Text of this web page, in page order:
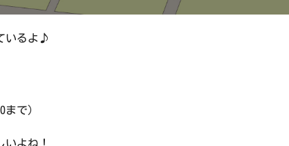
いるよ♪
で）
よね！